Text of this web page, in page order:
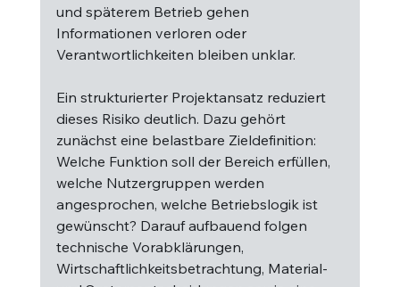
und späterem Betrieb gehen
Informationen verloren oder
Verantwortlichkeiten bleiben unklar.
Ein strukturierter Projektansatz reduziert
dieses Risiko deutlich. Dazu gehört
zunächst eine belastbare Zieldefinition:
Welche Funktion soll der Bereich erfüllen,
welche Nutzergruppen werden
angesprochen, welche Betriebslogik ist
gewünscht? Darauf aufbauend folgen
technische Vorabklärungen,
Wirtschaftlichkeitsbetrachtung, Material-